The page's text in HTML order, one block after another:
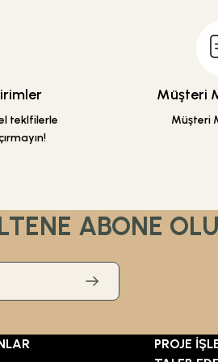
teklfilerle
Müşteri
Müşteri
ABONE
PROJE